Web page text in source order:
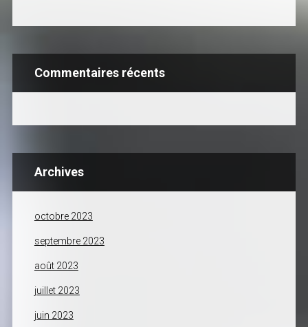
Commentaires récents
Archives
octobre 2023
septembre 2023
août 2023
juillet 2023
juin 2023